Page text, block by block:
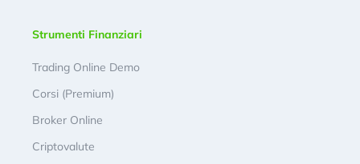
Strumenti Finanziari
Trading Online Demo
Corsi (Premium)
Broker Online
Criptovalute